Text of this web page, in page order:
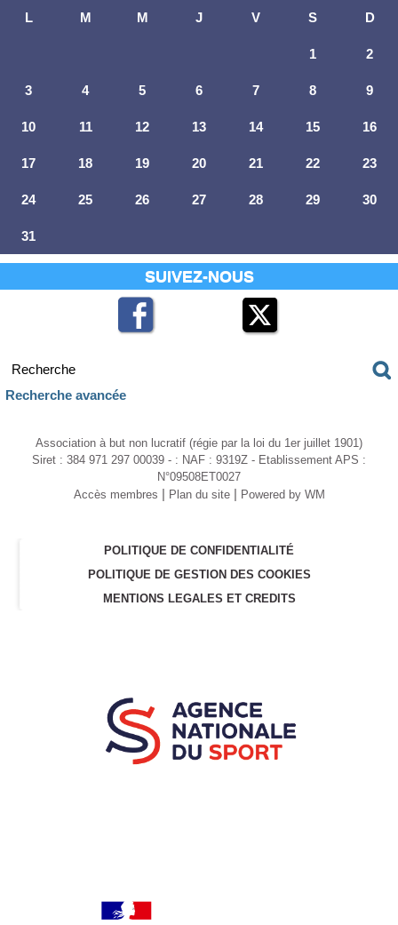
L M M J V S D
1 2
3 4 5 6 7 8 9
10 11 12 13 14 15 16
17 18 19 20 21 22 23
24 25 26 27 28 29 30
31
SUIVEZ-NOUS
Recherche avancée
Association à but non lucratif (régie par la loi du 1er juillet 1901)
Siret : 384 971 297 00039 - : NAF : 9319Z - Etablissement APS :
N°09508ET0027
Accès membres | Plan du site | Powered by WM
POLITIQUE DE CONFIDENTIALITÉ
POLITIQUE DE GESTION DES COOKIES
MENTIONS LEGALES ET CREDITS